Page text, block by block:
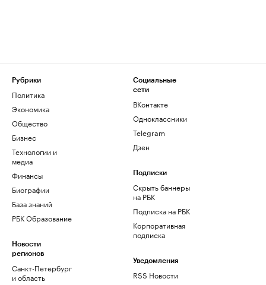
Рубрики
Политика
Экономика
Общество
Бизнес
Технологии и
медиа
Финансы
Биографии
База знаний
РБК Образование
Новости
регионов
Санкт-Петербург
и область
Социальные
сети
ВКонтакте
Одноклассники
Telegram
Дзен
Подписки
Скрыть баннеры
на РБК
Подписка на РБК
Корпоративная
подписка
Уведомления
RSS Новости